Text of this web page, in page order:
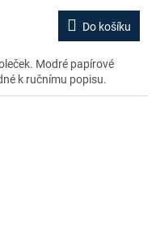
Do košíku
Modré papírové
k ručnímu popisu.